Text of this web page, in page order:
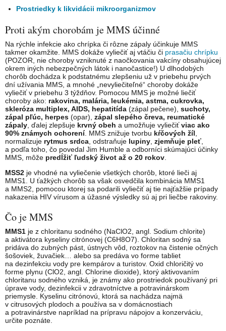
Prostriedky k likvidácii mikroorganizmov
Proti akým chorobám je MMS účinné
Na rýchle infekcie ako chrípka či rôzne zápaly účinkuje MMS
takmer okamžite. MMS dokáže vyliečiť aj vtáčiu či prasačiu chrípku
(POZOR, nie choroby vzniknuté z naočkovania vakcíny obsahujúcej
okrem iných nebezpečných látok i nanočastice!) U dlhodobých
chorôb dochádza k podstatnému zlepšeniu už v priebehu prvých
dní užívania MMS, a mnohé „nevyliečiteľné“ choroby dokáže
vyliečiť v priebehu 3 týždňov. Pomocou MMS je možné liečiť
choroby ako: rakovina, malária, leukémia, astma, cukrovka,
skleróza multiplex, AIDS, hepatitída (zápal pečene), suchoty,
zápal pľúc, herpes (opar), zápal slepého čreva, reumatické
zápaly , ďalej zlepšuje krvný obeh a umožňuje vyliečiťviac ako
90% známych ochorení. MMS znižuje tvorbu kŕčových žíl
normalizuje rytmus srdca , odstraňuje lupiny zjemňuje pleť
a podľa toho, čo povedal Jim Humble a odborníci skúmajúci účinky
MMS, môže predĺžiť ľudský život až o 20 rokov
MSS2 je vhodné na vyliečenie všetkých chorôb, ktoré lieči aj
MMS1. U ťažkých chorôb sa však osvedčila kombinácia MMS1
a MMS2, pomocou ktorej sa podarili vyliečiť aj tie najťažšie prípady
nakazenia HIV vírusom a úžasné výsledky sú aj pri liečbe rakoviny.
Čo je MMS
MMS1 je z chloritanu sodného (NaClO2, angl. Sodium chlorite)
a aktivátora kyseliny citrónovej (C6H8O7). Chloritan sodný sa
pridáva do zubných pást, ústnych vôd, roztokov na čistenie očných
šošoviek, žuvačiek… alebo sa predáva vo forme tabliet
na dezinfekciu vody pre kempárov a turistov. Oxid chloričitý vo
forme plynu (ClO2, angl. Chlorine dioxide), ktorý aktivovaním
chloritanu sodného vzniká, je známy ako prostriedok používaný pri
úprave vody, dezinfekcii v zdravotníctve a potravinárskom
priemysle. Kyselinu citrónovú, ktorá sa nachádza najmä
v citrusových plodoch a používa sa v domácnostiach
a potravinárstve napríklad na prípravu nápojov a konzerváciu,
určite poznáte.